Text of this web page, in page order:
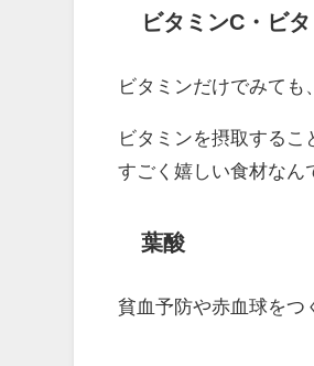
ビタミンC・ビ
ビタミンだけでみても
ビタミンを摂取する
すごく嬉しい食材なん
葉酸
貧血予防や赤血球をつ